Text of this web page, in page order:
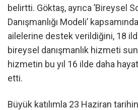
belirtti. Göktaş, ayrıca ’Bireysel
Danışmanlığı Modeli’
ailelerine destek verildiğini, 18
bireysel danışmanlık hizmeti
hizmetin bu yıl 16 ilde daha
etti.
Büyük katılımla 23 Haziran